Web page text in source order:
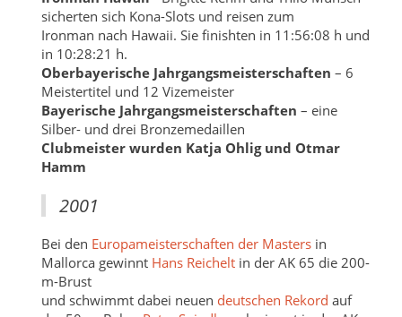
sicherten sich Kona-Slots und reisen zum
Ironman nach Hawaii. Sie finishten in 11:56:08 h und
in 10:28:21 h.
Oberbayerische Jahrgangsmeisterschaften – 6
Meistertitel und 12 Vizemeister
Bayerische Jahrgangsmeisterschaften – eine
Silber- und drei Bronzemedaillen
Clubmeister wurden Katja Ohlig und Otmar
Hamm
2001
Bei den Europameisterschaften der Mastersin
Mallorca gewinnt Hans Reicheltin der AK 65 die 200-
m-Brust
und schwimmt dabei neuen deutschen Rekord auf